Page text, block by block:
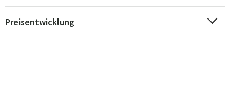
Preisentwicklung